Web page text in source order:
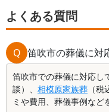
中、突然訪れる不幸について
る葬儀社は安心ですよね。 今日は笛吹市で相談
よくある質問
Q 笛吹市の葬儀に対
笛吹市での葬儀に対応し
談）、 相模原家族葬 （
ミや費用、葬儀事例など